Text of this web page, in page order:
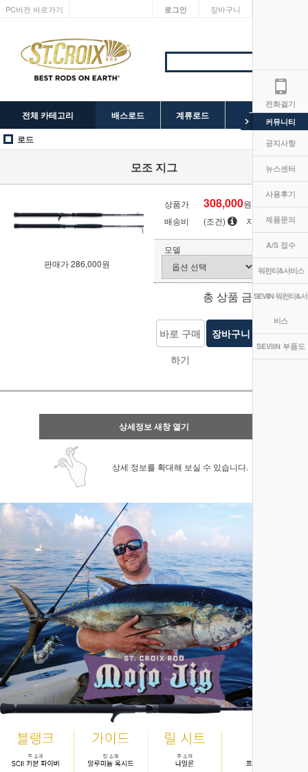
PC버전 바로가기 장바구니
로그인
전체 카테고리 배스로드 계류로드
SEVIIN 릴
로드
모조 지그
판매가 286,000원
상품가 308,000원
배송비
(조건) 지역별
모델
총 상품 금액 0원
바로 구매
하기
장바구니
관심상품
등록
상세정보 새창 열기
상세 정보를 확대해 보실 수 있습니다.
전화걸기
커뮤니티
공지사항
뉴스센터
사용후기
제품문의
A/S 접수
워런티&서비스
SEVIIN 워런티&서
비스
SEVIIN 부품도